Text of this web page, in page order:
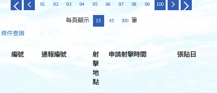
91 92 93 94 95 96 97 98 99 100
每頁顯示 15 45 300 筆
條件查詢
編號 通報編號
射
擊
地
點
申請射擊時間 張貼日